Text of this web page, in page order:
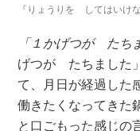
『りょうりを してはいけ
「１かげつが たち
げつが たちました
て、月日が経過した
働きたくなってきた
と口ごもった感じの